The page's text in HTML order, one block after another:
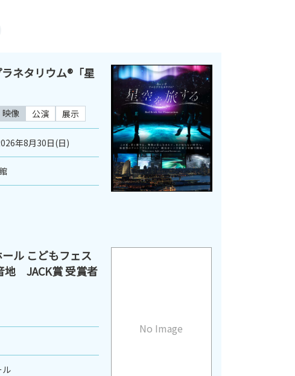
ネタリウム®「星
映像 公演 展示
年8月30日(日)
No Image
ル こどもフェス
地 JACK賞 受賞者
ル